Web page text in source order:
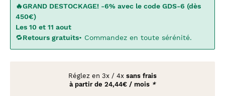
🔥GRAND DESTOCKAGE! -6% avec le code GDS-6 (dès
450€)
Les 10 et 11 aout
🔁Retours gratuits• Commandez en toute sérénité.
Réglez en 3x / 4x sans frais
à partir de 24,44€ / mois *